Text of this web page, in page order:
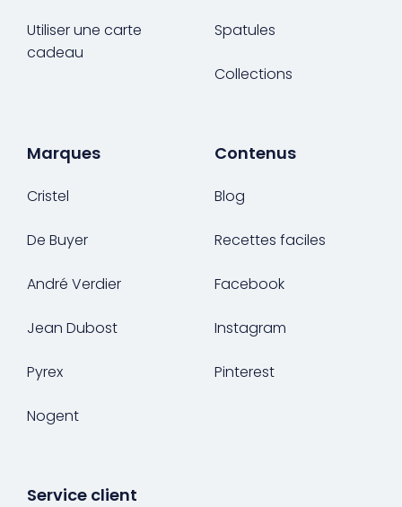
Utiliser une carte
cadeau
Spatules
Collections
Marques
Cristel
De Buyer
André Verdier
Jean Dubost
Pyrex
Nogent
Contenus
Blog
Recettes faciles
Facebook
Instagram
Pinterest
Service client